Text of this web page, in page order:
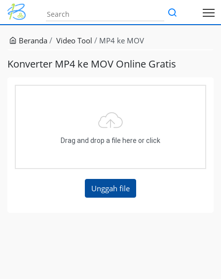
Beranda Video Tool MP4 ke MOV
Konverter MP4 ke MOV Online Gratis
Drag and drop a file here or click